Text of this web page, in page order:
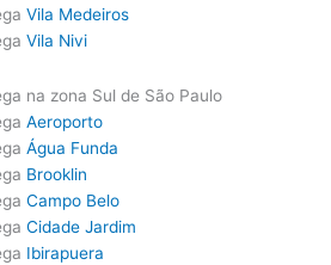
Vila Medeiros
Vila Nivi
na zona Sul de São Paulo
Aeroporto
Água Funda
Brooklin
Campo Belo
Cidade Jardim
Ibirapuera